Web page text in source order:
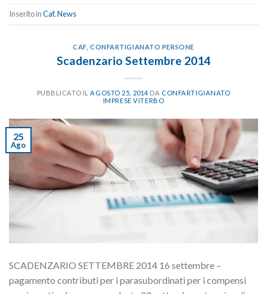
Inserito inCaf,News
CAF, CONFARTIGIANATO PERSONE
Scadenzario Settembre 2014
PUBBLICATO ILAGOSTO 25, 2014 DA CONFARTIGIANATO
IMPRESE VITERBO
25
Ago
SCADENZARIO SETTEMBRE 2014 16 settembre –
pagamento contributi per i parasubordinati per i compensi